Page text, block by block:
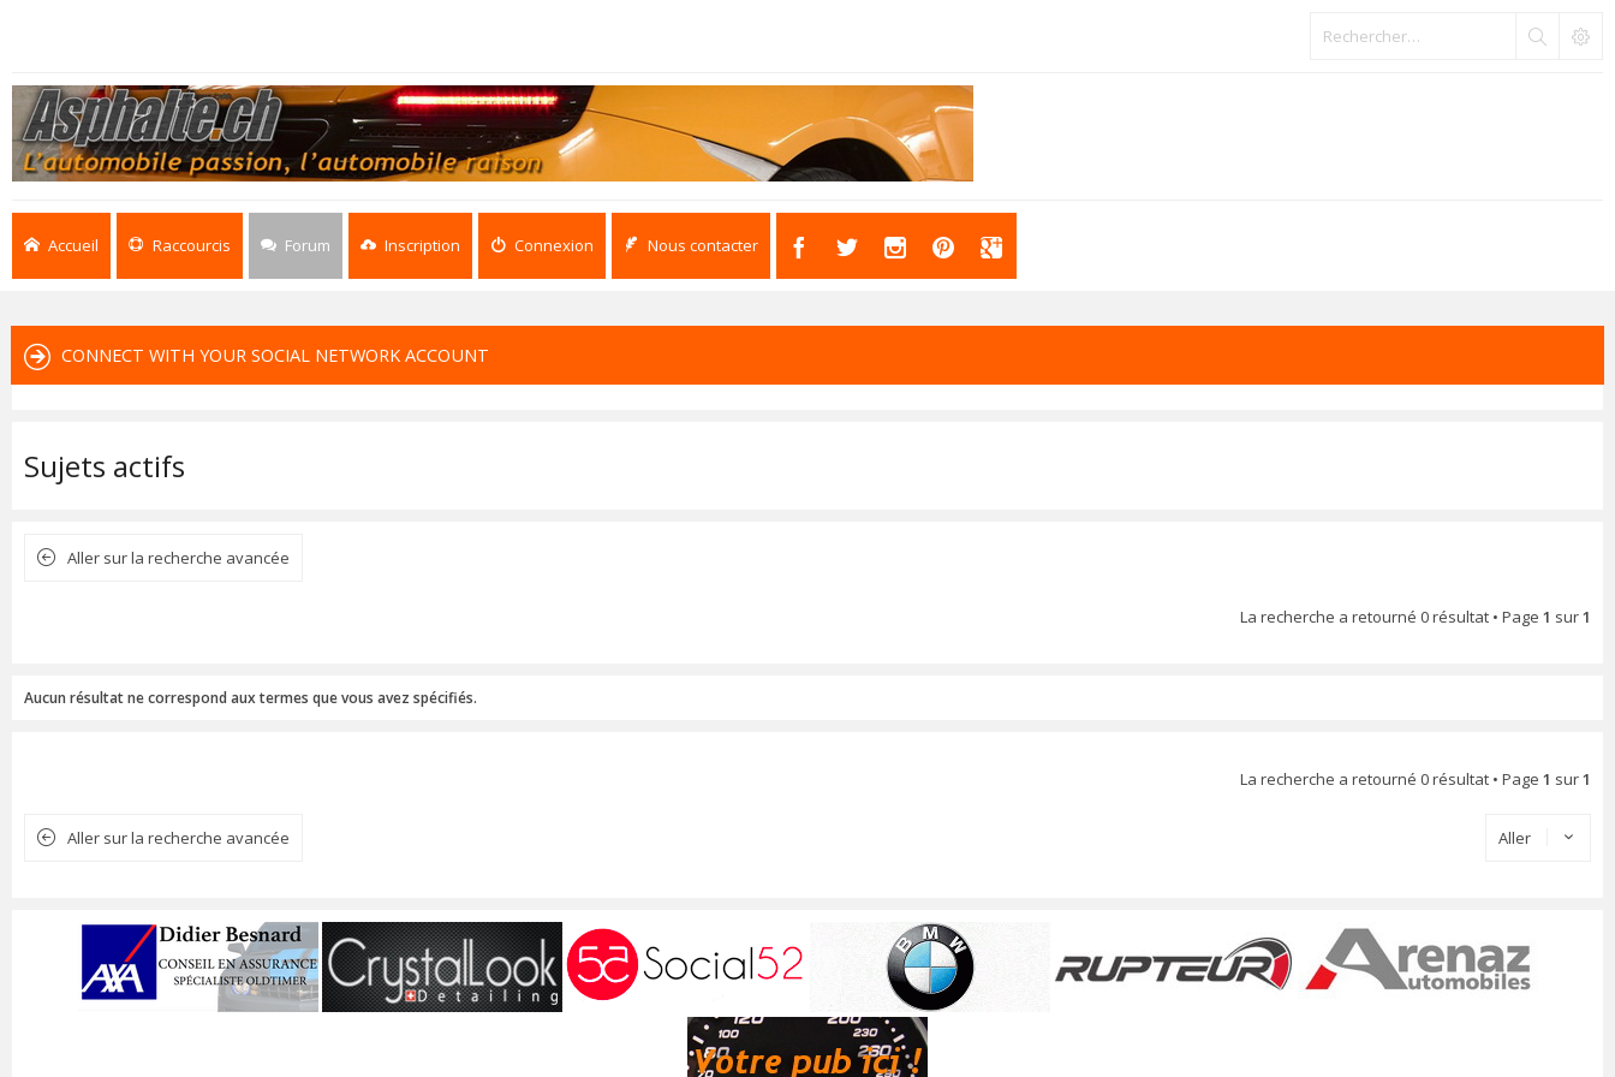
Accueil Raccourcis Forum Inscription Connexion Nous contacter
CONNECT WITH YOUR SOCIAL NETWORK ACCOUNT
Sujets actifs
Aller sur la recherche avancée
La recherche a retourné 0 résultat • Page 1 sur1
Aucun résultat ne correspond aux termes que vous avez spécifiés.
La recherche a retourné 0 résultat • Page 1 sur1
Aller sur la recherche avancée Aller